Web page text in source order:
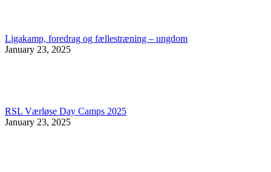
Ligakamp, foredrag og fællestræning – ungdom
January 23, 2025
RSL Værløse Day Camps 2025
January 23, 2025